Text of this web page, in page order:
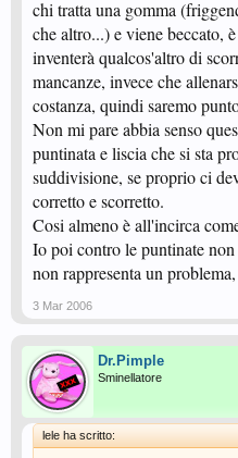
chi tratta una gomma
che altro...) e viene beccato,
inventerà qualcos'altro di
mancanze, invece che
costanza, quindi saremo
Non mi pare abbia senso
puntinata e liscia che si sta
suddivisione, se proprio ci
corretto e scorretto.
Cosi almeno è all'incirca
Io poi contro le puntinate
non rappresenta un
3 Mar 2006
Dr.Pimple
Sminellatore
lele ha scritto: